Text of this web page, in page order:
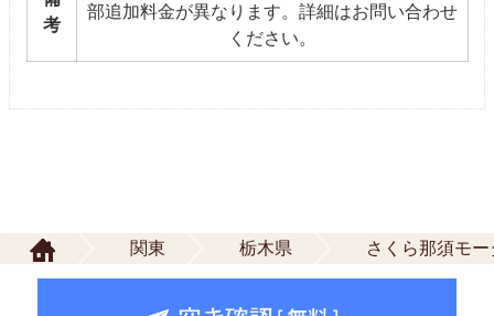
関東 栃木県 さくら那須モ
考
部追加料金が異なります。詳細はお問い合わせ
ください。